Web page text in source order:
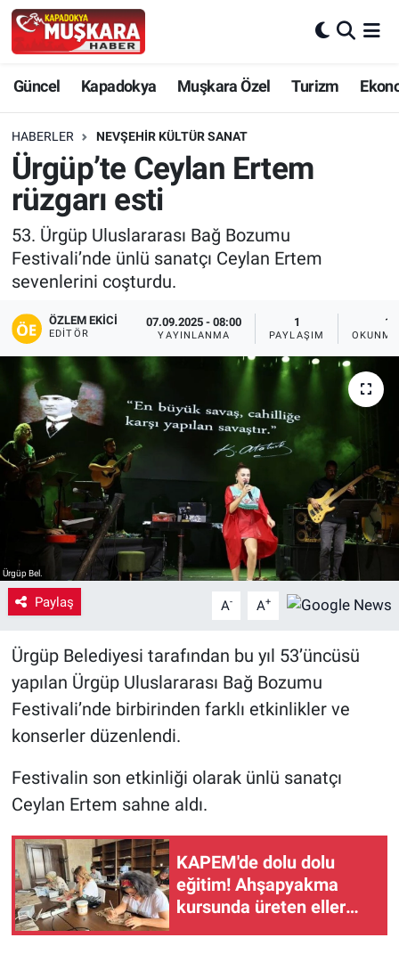
Güncel Kapadokya Muşkara Özel Turizm
HABERLER NEVŞEHIR KÜLTÜR SANAT
Ürgüp’te Ceylan Ertem
rüzgarı esti
53. Ürgüp Uluslararası Bağ Bozumu
Festivali’nde ünlü sanatçı Ceylan Ertem
sevenlerini coşturdu.
ÖZLEM EKICI
EDITÖR
07.09.2025 - 08:00
YAYINLANMA
1
PAYLAŞIM
1
Ürgüp Bel.
Paylaş A- A+
Ürgüp Belediyesi tarafından bu yıl 53’üncüsü
yapılan Ürgüp Uluslararası Bağ Bozumu
Festivali’nde birbirinden farklı etkinlikler ve
konserler düzenlendi.
Festivalin son etkinliği olarak ünlü sanatçı
Ceylan Ertem sahne aldı.
KAPEM'de dolu dolu
eğitim! Ahşapyakma
kursunda üreten eller
Güncel
SEÇİM
Muşkara Özel
Ekonomi
Kapadokya
Turizm
Kültür - Sanat
Yaşam
VEFATLAR
Nevşehir Hava Durumu
Nevşehir Trafik Yoğunluk Haritası
Süper Lig Puan Durumu ve Fikstür
Tüm Manşetler
Son Dakika Haberleri
Haber Arşivi